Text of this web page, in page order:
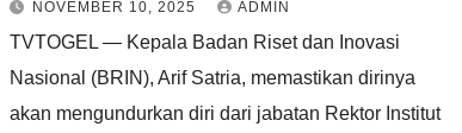
NOVEMBER 10, 2025 ADMIN
TVTOGEL — Kepala Badan Riset dan Inovasi
Nasional (BRIN), Arif Satria, memastikan dirinya
akan mengundurkan diri dari jabatan Rektor Institut